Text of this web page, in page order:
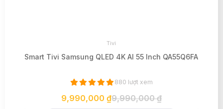
Tivi
Smart Tivi Samsung QLED 4K AI 55 Inch QA55Q6FA
880 lượt xem
9,990,000 ₫9,990,000 ₫